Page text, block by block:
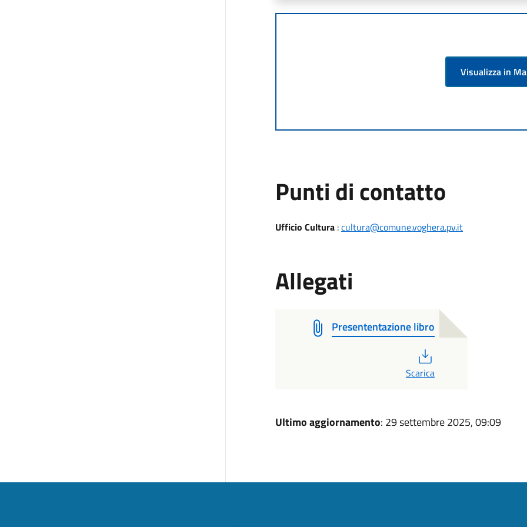
Visualizza in
Punti di contatto
Ufficio Cultura:cultura@comune.voghera.pv.it
Allegati
Presententazione libro
Scarica
Ultimo aggiornamento: 29 settembre 2025, 09:09